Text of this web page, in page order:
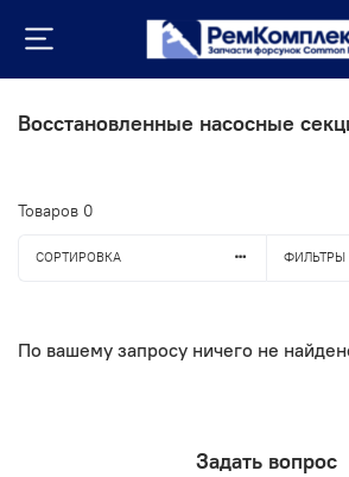
Восстановленные насосные
Товаров 0
СОРТИРОВКА ФИЛЬТРЫ
По вашему запросу ничего не
Задать вопрос